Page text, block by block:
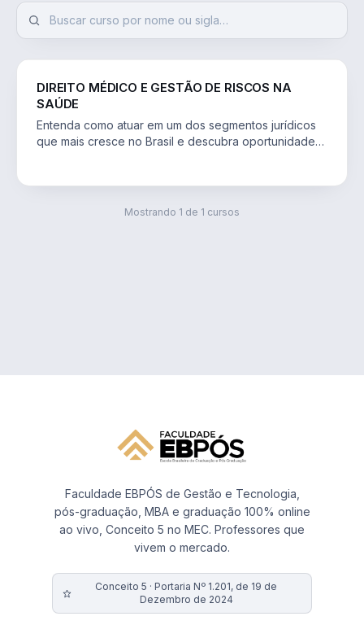
DIREITO MÉDICO E GESTÃO DE RISCOS NA
SAÚDE
Entenda como atuar em um dos segmentos jurídicos
que mais cresce no Brasil e descubra oportunidades
Mostrando 1 de 1 cursos
Faculdade EBPÓS de Gestão e Tecnologia,
pós-graduação, MBA e graduação 100% online
ao vivo, Conceito 5 no MEC. Professores que
vivem o mercado.
Conceito 5 · Portaria Nº 1.201, de 19 de
Dezembro de 2024